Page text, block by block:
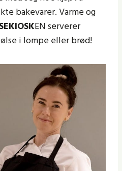
bakevarer. Varme og
EN serverer
i lompe eller brød!